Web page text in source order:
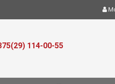
114-00-55